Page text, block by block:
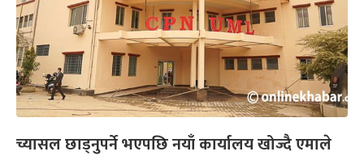
च्यासल छाड्नुपर्ने भएपछि नयाँ कार्यालय खोज्दै एमाले